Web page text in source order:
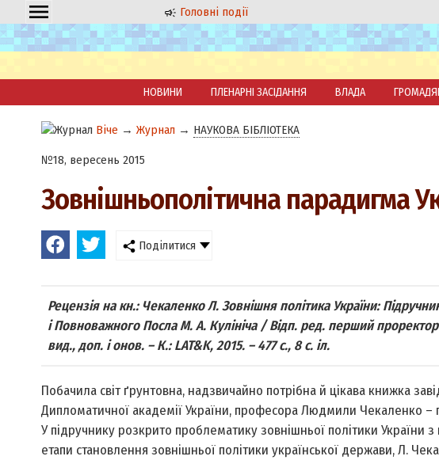
Головні події
НОВИНИ ПЛЕНАРНІ ЗАСІДАННЯ ВЛАДА
Віче → Журнал → НАУКОВА БІБЛІОТЕКА
№18, вересень 2015
Зовнішньополітична парадигма
Поділитися
Рецензія на кн.: Чекаленко Л. Зовнішня політика України:
і Повноважного Посла М. А. Кулініча / Відп. ред. перший
вид., доп. і онов. – К.: LAT&K, 2015. – 477 с., 8 с. іл.
Побачила світ ґрунтовна, надзвичайно потрібна й цікава книжка
Дипломатичної академії України, професора Людмили Чекаленко –
У підручнику розкрито проблематику зовнішньої політики України
етапи становлення зовнішньої політики української держави, Л.